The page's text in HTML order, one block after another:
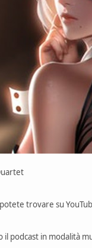
trovare su
podcast in modalità